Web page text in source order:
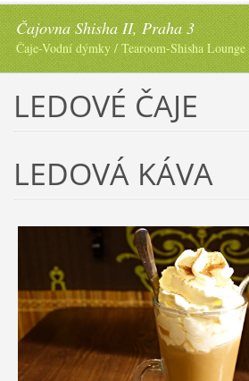
Čajovna Shisha II, Praha 3
Čaje-Vodní dýmky / Tearoom-Shisha Lounge
LEDOVÉ ČAJE
LEDOVÁ KÁVA